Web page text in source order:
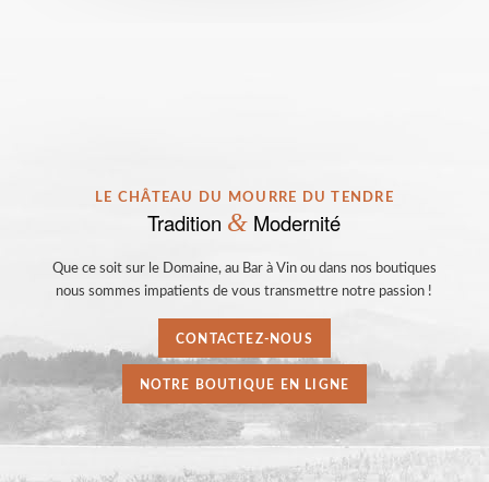
LE CHÂTEAU DU MOURRE DU TENDRE
Tradition & Modernité
Que ce soit sur le Domaine, au Bar à Vin ou dans nos boutiques
nous sommes impatients de vous transmettre notre passion !
CONTACTEZ-NOUS
NOTRE BOUTIQUE EN LIGNE